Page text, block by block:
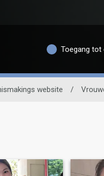
Toegang tot
website /